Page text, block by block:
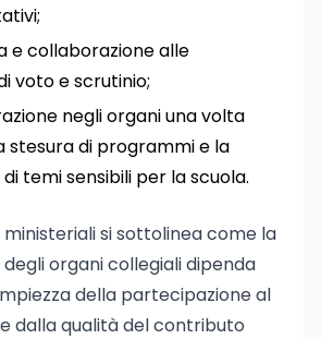
e collaborazione alle
voto e scrutinio;
negli organi una volta
stesura di programmi e la
temi sensibili per la scuola.
si sottolinea come la
organi collegiali dipenda
della partecipazione al
dalla qualità del contributo